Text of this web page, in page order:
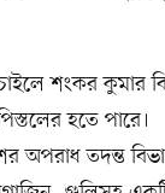
শংকর কুমার
হতে পারে।
অপরাধ তদন্ত